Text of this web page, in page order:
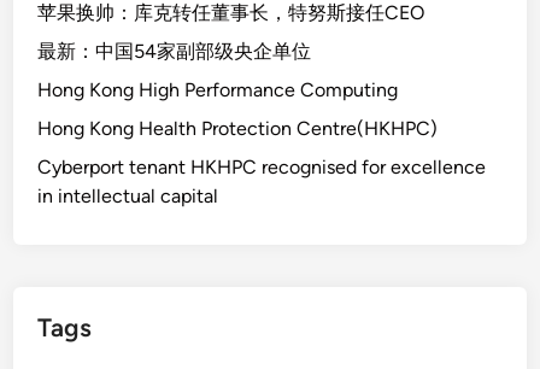
苹果换帅：库克转任董事长，特努斯接任CEO
最新：中国54家副部级央企单位
Hong Kong High Performance Computing
Hong Kong Health Protection Centre(HKHPC)
Cyberport tenant HKHPC recognised for excellence
in intellectual capital
Tags